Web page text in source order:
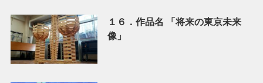
１６．作品名 「将来の東京未来
像」